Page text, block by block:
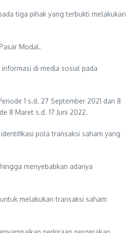
tiga pihak yang terbukti melakukan
Modal.
di media sosial pada
1 s.d. 27 September 2021 dan 8
8 Maret s.d. 17 Juni 2022.
pola transaksi saham yang
menyebabkan adanya
melakukan transaksi saham